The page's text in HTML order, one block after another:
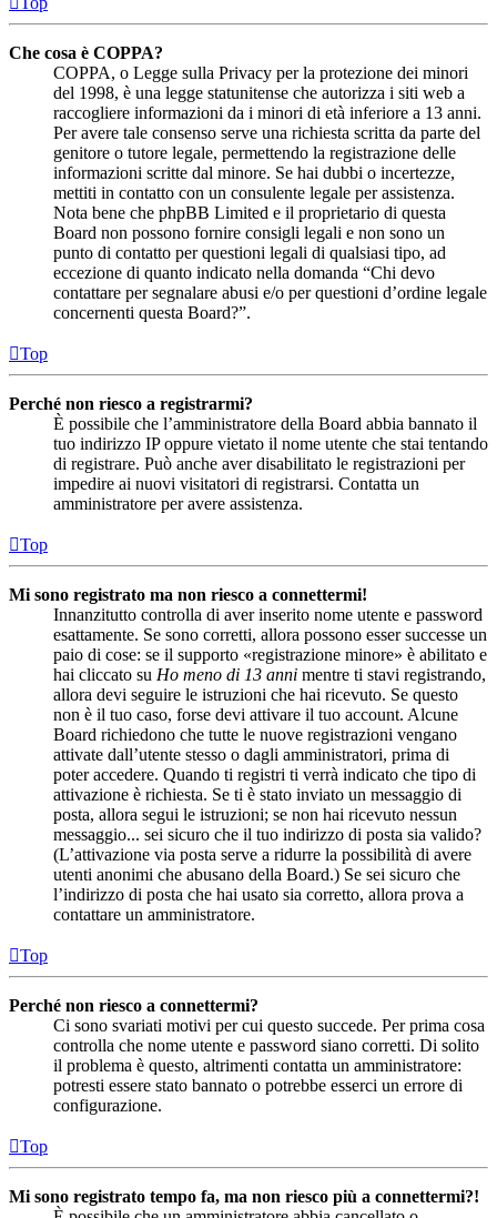
Che cosa è COPPA?
COPPA, o Legge sulla Privacy per la protezione dei minori
del 1998, è una legge statunitense che autorizza i siti web a
raccogliere informazioni da i minori di età inferiore a 13 anni.
Per avere tale consenso serve una richiesta scritta da parte del
genitore o tutore legale, permettendo la registrazione delle
informazioni scritte dal minore. Se hai dubbi o incertezze,
mettiti in contatto con un consulente legale per assistenza.
Nota bene che phpBB Limited e il proprietario di questa
Board non possono fornire consigli legali e non sono un
punto di contatto per questioni legali di qualsiasi tipo, ad
eccezione di quanto indicato nella domanda “Chi devo
contattare per segnalare abusi e/o per questioni d’ordine legale
concernenti questa Board?”.
Top
Perché non riesco a registrarmi?
È possibile che l’amministratore della Board abbia bannato il
tuo indirizzo IP oppure vietato il nome utente che stai tentando
di registrare. Può anche aver disabilitato le registrazioni per
impedire ai nuovi visitatori di registrarsi. Contatta un
amministratore per avere assistenza.
Top
Mi sono registrato ma non riesco a connettermi!
Innanzitutto controlla di aver inserito nome utente e password
esattamente. Se sono corretti, allora possono esser successe un
paio di cose: se il supporto «registrazione minore» è abilitato e
hai cliccato su Ho meno di 13 anni mentre ti stavi registrando,
allora devi seguire le istruzioni che hai ricevuto. Se questo
non è il tuo caso, forse devi attivare il tuo account. Alcune
Board richiedono che tutte le nuove registrazioni vengano
attivate dall’utente stesso o dagli amministratori, prima di
poter accedere. Quando ti registri ti verrà indicato che tipo di
attivazione è richiesta. Se ti è stato inviato un messaggio di
posta, allora segui le istruzioni; se non hai ricevuto nessun
messaggio... sei sicuro che il tuo indirizzo di posta sia valido?
(L’attivazione via posta serve a ridurre la possibilità di avere
utenti anonimi che abusano della Board.) Se sei sicuro che
l’indirizzo di posta che hai usato sia corretto, allora prova a
contattare un amministratore.
Top
Perché non riesco a connettermi?
Ci sono svariati motivi per cui questo succede. Per prima cosa
controlla che nome utente e password siano corretti. Di solito
il problema è questo, altrimenti contatta un amministratore:
potresti essere stato bannato o potrebbe esserci un errore di
configurazione.
Top
Mi sono registrato tempo fa, ma non riesco più a connettermi?!